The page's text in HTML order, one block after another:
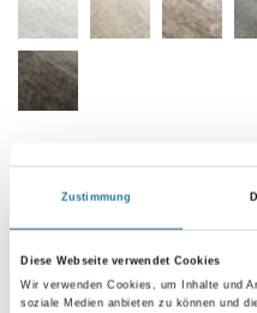
Zustimmung
Diese Webseite verwendet Cookies
Wir verwenden Cookies, um Inhalte und
soziale Medien anbieten zu können und